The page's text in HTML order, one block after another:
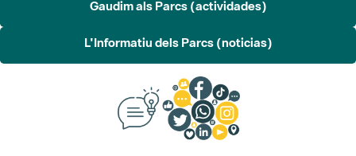
Gaudim als Parcs (actividades)
L'Informatiu dels Parcs (noticias)